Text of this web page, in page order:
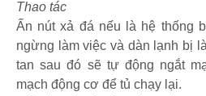
Thao tác
Ấn nút xả đá nếu là hệ thống
ngừng làm việc và dàn lạnh bị
tan sau đó sẽ tự động ngắt
mạch động cơ để tủ chạy lại.